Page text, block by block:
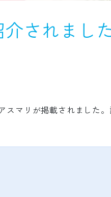
されました
マリが掲載されました